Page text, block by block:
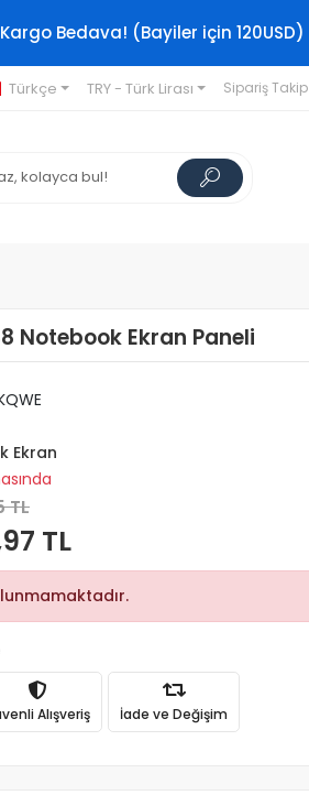
Bedava! (Bayiler için 120USD)
Türkçe TRY - Türk Lirası Sipariş Takip
Notebook Ekran Paneli
Ekran
TL
TL
Alışveriş İade ve Değişim